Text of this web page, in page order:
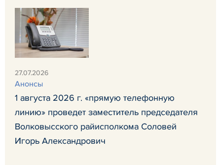
27.07.2026
Анонсы
1 августа 2026 г. «прямую телефонную
линию» проведет заместитель председателя
Волковысского райисполкома Соловей
Игорь Александрович